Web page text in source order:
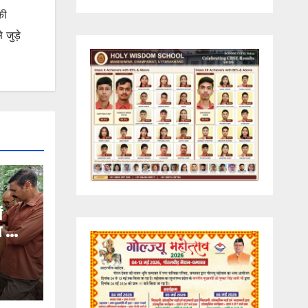
जुड़े
का